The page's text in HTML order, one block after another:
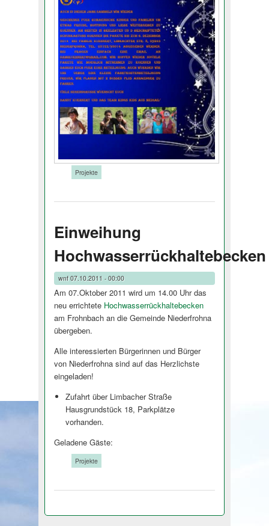
Projekte
Einweihung
Hochwasserrückhaltebecken
wnf07.10.2011 - 00:00
Am 07.Oktober 2011 wird um 14.00 Uhr das
neu errichtete Hochwasserrückhal­tebecken
am Frohnbach an die Gemeinde Niederfrohna
übergeben.
Alle interessierten Bürgerinnen und Bürger
von Niederfrohna sind auf das Herzlichste
eingeladen!
Zufahrt über Limbacher Straße
Hausgrundstück 18, Parkplätze
vorhanden.
Geladene Gäste:
Projekte